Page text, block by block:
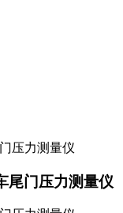
尾门压力测量仪